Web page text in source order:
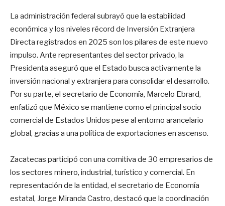
La administración federal subrayó que la estabilidad
económica y los niveles récord de Inversión Extranjera
Directa registrados en 2025 son los pilares de este nuevo
impulso. Ante representantes del sector privado, la
Presidenta aseguró que el Estado busca activamente la
inversión nacional y extranjera para consolidar el desarrollo.
Por su parte, el secretario de Economía, Marcelo Ebrard,
enfatizó que México se mantiene como el principal socio
comercial de Estados Unidos pese al entorno arancelario
global, gracias a una política de exportaciones en ascenso.
Zacatecas participó con una comitiva de 30 empresarios de
los sectores minero, industrial, turístico y comercial. En
representación de la entidad, el secretario de Economía
estatal, Jorge Miranda Castro, destacó que la coordinación